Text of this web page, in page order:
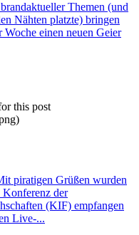
Themen (und
Nähten platzte) bringen
einen neuen Geier
piratigen Grüßen wurden
Konferenz der
(KIF) empfangen
Live-...